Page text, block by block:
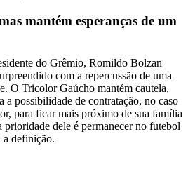
mantém esperanças de um
do Grêmio, Romildo Bolzan
com a repercussão de uma
O Tricolor Gaúcho mantém cautela,
a possibilidade de contratação, no caso
para ficar mais próximo de sua família
prioridade dele é permanecer no futebol
a definição.